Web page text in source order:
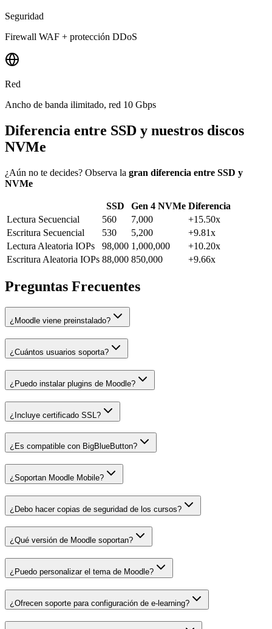
Seguridad
Firewall WAF + protección DDoS
Red
Ancho de banda ilimitado, red 10 Gbps
Diferencia entre SSD y nuestros discos
NVMe
¿Aún no te decides? Observa la gran diferencia entre SSD y
NVMe
SSD Gen 4 NVMe Diferencia
Lectura Secuencial
560 7,000
+15.50x
Escritura Secuencial
530 5,200
+9.81x
Lectura Aleatoria IOPs
98,000 1,000,000
+10.20x
Escritura Aleatoria IOPs 88,000 850,000 +9.66x
Preguntas Frecuentes
¿Moodle viene preinstalado?
¿Cuántos usuarios soporta?
¿Puedo instalar plugins de Moodle?
¿Incluye certificado SSL?
¿Es compatible con BigBlueButton?
¿Soportan Moodle Mobile?
¿Debo hacer copias de seguridad de los cursos?
¿Qué versión de Moodle soportan?
¿Puedo personalizar el tema de Moodle?
¿Ofrecen soporte para configuración de e-learning?